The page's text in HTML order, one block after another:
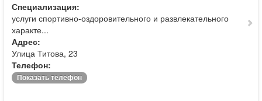
Специализация:
услуги спортивно-оздоровительного и развлекательного
характе...
Адрес:
Улица Титова, 23
Телефон:
Показать телефон